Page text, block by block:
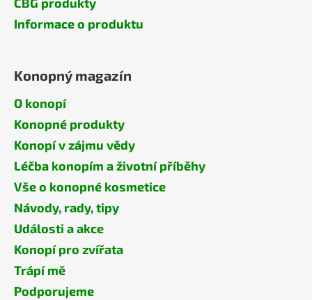
Informace o produktu
Konopný magazín
O konopí
Konopné produkty
Konopí v zájmu vědy
Léčba konopím a životní příběhy
Vše o konopné kosmetice
Návody, rady, tipy
Události a akce
Konopí pro zvířata
Trápí mě
Podporujeme